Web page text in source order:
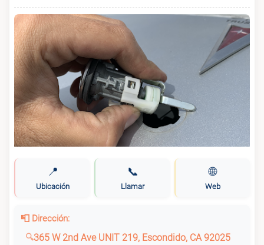
📍
Ubicación
📞
Llamar
🌐
Web
📮 Dirección:
365 W 2nd Ave UNIT 219, Escondido, CA 92025